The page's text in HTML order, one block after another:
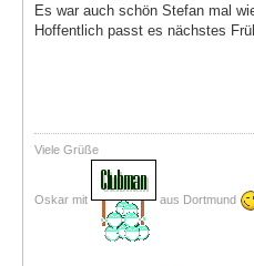
Es war auch schön Stefan mal
Hoffentlich passt es nächstes
Viele Grüße
Oskar mit aus Dortmund